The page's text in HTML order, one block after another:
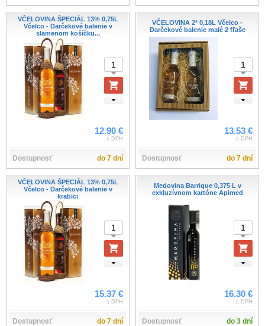
VČELOVINA ŠPECIÁL 13% 0,75L
Včelco - Darčekové balenie v
slamenom košíčku...
12.90 €
s DPH
Dostupnosť do 7 dní
VČELOVINA 2* 0,18L Včelco -
Darčekové balenie malé 2 fľaše
13.53 €
s DPH
Dostupnosť do 7 dní
VČELOVINA ŠPECIÁL 13% 0,75L
Včelco - Darčekové balenie v
krabici
15.37 €
s DPH
Dostupnosť do 7 dní
Medovina Barrique 0,375 L v
exkluzívnom kartóne Apimed
16.30 €
s DPH
Dostupnosť do 3 dní